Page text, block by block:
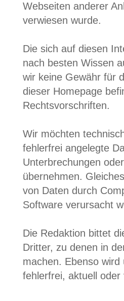
Webseiten anderer
verwiesen wurde.
Die sich auf diesen
nach besten Wissen
wir keine Gewähr für
dieser Homepage
Rechtsvorschriften.
Wir möchten
fehlerfrei angelegte
Unterbrechungen
übernehmen.
von Daten durch
Software verursacht
Die Redaktion bittet
Dritter, zu denen in
machen. Ebenso
fehlerfrei, aktuell oder